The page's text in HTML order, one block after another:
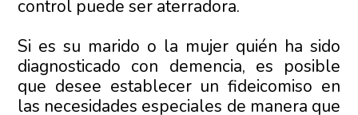
control puede ser aterradora.
Si es su marido o la mujer quién ha sido
diagnosticado con demencia, es posible
que desee establecer un fideicomiso en
las necesidades especiales de manera que